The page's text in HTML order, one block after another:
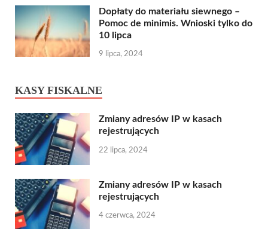
Dopłaty do materiału siewnego –
Pomoc de minimis. Wnioski tylko do
10 lipca
9 lipca, 2024
KASY FISKALNE
Zmiany adresów IP w kasach
rejestrujących
22 lipca, 2024
Zmiany adresów IP w kasach
rejestrujących
4 czerwca, 2024